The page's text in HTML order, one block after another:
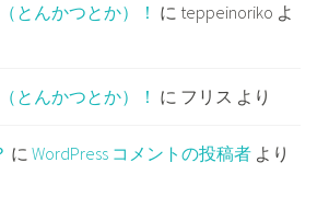
とんかつとか）！ に teppeinoriko よ
とんかつとか）！ に フリス より
にWordPress コメントの投稿者 より